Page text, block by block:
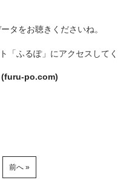
をお聴きくださいね。
「ふるぽ」にアクセスしてく
(furu-po.com)
前へ »